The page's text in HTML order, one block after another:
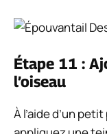
Étape 11 :
l’oiseau
À l’aide d’un